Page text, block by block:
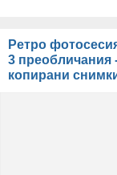
Ретро
3 преобличания
копирани